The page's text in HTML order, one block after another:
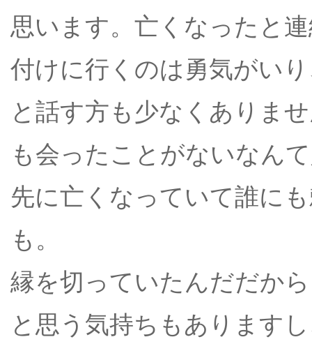
思います。亡くなったと
付けに行くのは勇気がい
と話す方も少なくありま
も会ったことがないなん
先に亡くなっていて誰に
も。
縁を切っていたんだだか
と思う気持ちもあります